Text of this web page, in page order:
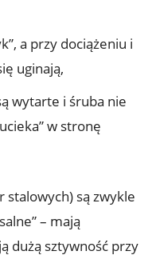
a przy dociążeniu i
uginają,
wytarte i śruba nie
w stronę
stalowych) są zwykle
– mają
dużą sztywność przy